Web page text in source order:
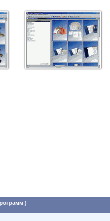
)